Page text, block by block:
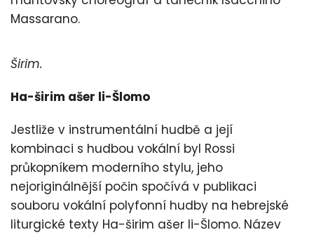
Massarano.
Širim.
Ha-širim ašer li-Šlomo
Jestliže v instrumentální hudbě a její
kombinaci s hudbou vokální byl Rossi
průkopníkem moderního stylu, jeho
nejoriginálnější počin spočívá v publikaci
souboru vokální polyfonní hudby na hebrejské
liturgické texty Ha-širim ašer li-Šlomo. Název